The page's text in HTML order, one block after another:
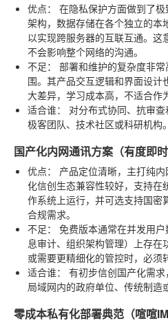
优点：
在隐私保护方面做到了
架构，数据存储在各个独立的本
以实现跨服务器的互联互通。
不会影响整个网络的沟通。
不足：
部署和维护的复杂度非
围。其产品交互逻辑和界面设
大差异，学习成本高，不适合作
适合谁：
对分布式协同、抗审
极客团队、技术社区或科研机构。
国产化内网通讯方案（有度即时
优点：
产品定位清晰，主打纯
化信创生态兼容性较好，支持在
作系统上运行，并可选支持国密
合规需求。
不足：
免费版本通常在并发用
息审计、组织架构管理）上存
或需要更精细化的管控时，必须
适合谁：
有初步信创国产化需
局域网内的政府单位、传统制造
零成本私有化部署典范（喧喧IM